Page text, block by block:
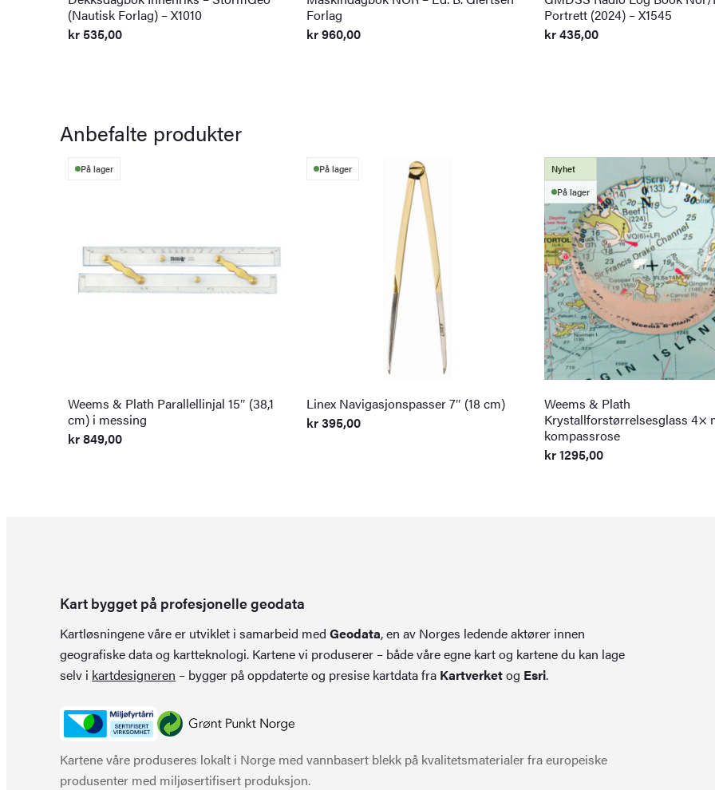
(Nautisk Forlag) – X1010
kr 535,00
Forlag
kr960,00
Portrett (2024) – X1545
kr435,00
Anbefalte produkter
På lager
Weems & Plath Parallellinjal 15″ (38,1
cm) i messing
kr849,00
På lager
Linex Navigasjonspasser 7″ (18 cm)
kr395,00
Nyhet
På lager
Weems & Plath
Krystallforstørrelsesglass 4×
kompassrose
kr1295,00
Kart bygget på profesjonelle geodata
Kartløsningene våre er utviklet i samarbeid medGeodata, en av Norges ledende aktører innen
geografiske data og kartteknologi. Kartene vi produserer – både våre egne kart og kartene du kan lage
selv i kartdesigneren – bygger på oppdaterte og presise kartdata fra Kartverketog Esri.
Kartene våre produseres lokalt i Norge med vannbasert blekk på kvalitetsmaterialer fra europeiske
produsenter med miljøsertifisert produksjon.